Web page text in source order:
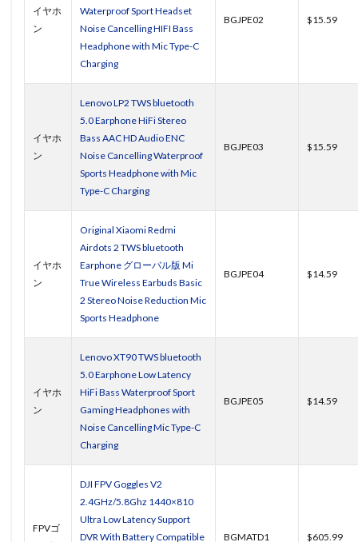
イヤホ
ン
Waterproof Sport Headset
Noise Cancelling HIFI Bass
Headphone with Mic Type-C
Charging
BGJPE02 $15.59
イヤホ
ン
Lenovo LP2 TWS bluetooth
5.0 Earphone HiFi Stereo
Bass AAC HD Audio ENC
Noise Cancelling Waterproof
Sports Headphone with Mic
Type-C Charging
BGJPE03 $15.59
イヤホ
ン
Original Xiaomi Redmi
Airdots 2 TWS bluetooth
Earphone グローバル版 Mi
True Wireless Earbuds Basic
2 Stereo Noise Reduction Mic
Sports Headphone
BGJPE04 $14.59
イヤホ
ン
Lenovo XT90 TWS bluetooth
5.0 Earphone Low Latency
HiFi Bass Waterproof Sport
Gaming Headphones with
Noise Cancelling Mic Type-C
Charging
BGJPE05 $14.59
FPVゴ
DJI FPV Goggles V2
2.4GHz/5.8Ghz 1440×810
Ultra Low Latency Support
DVR With Battery Compatible
BGMATD1 $605.99